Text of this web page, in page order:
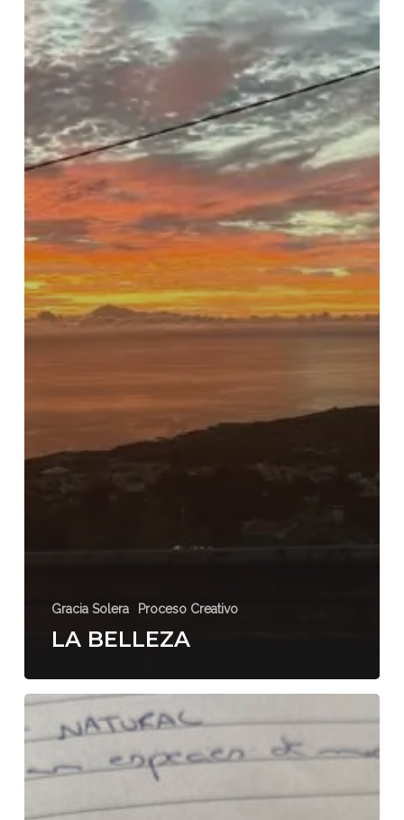
Gracia Solera Proceso Creativo
LA BELLEZA
ORGULLO,
PREJUICIO
Y